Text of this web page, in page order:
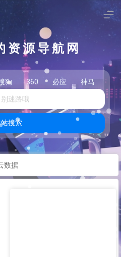
资源导航网
狗 360 必应 神马 头
搜索
数据